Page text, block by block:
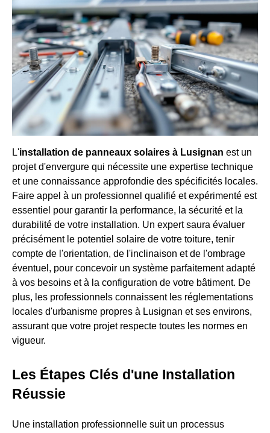
L'installation de panneaux solaires à Lusignan est un
projet d'envergure qui nécessite une expertise technique
et une connaissance approfondie des spécificités locales.
Faire appel à un professionnel qualifié et expérimenté est
essentiel pour garantir la performance, la sécurité et la
durabilité de votre installation. Un expert saura évaluer
précisément le potentiel solaire de votre toiture, tenir
compte de l'orientation, de l'inclinaison et de l'ombrage
éventuel, pour concevoir un système parfaitement adapté
à vos besoins et à la configuration de votre bâtiment. De
plus, les professionnels connaissent les réglementations
locales d'urbanisme propres à Lusignan et ses environs,
assurant que votre projet respecte toutes les normes en
vigueur.
Les Étapes Clés d'une Installation
Réussie
Une installation professionnelle suit un processus